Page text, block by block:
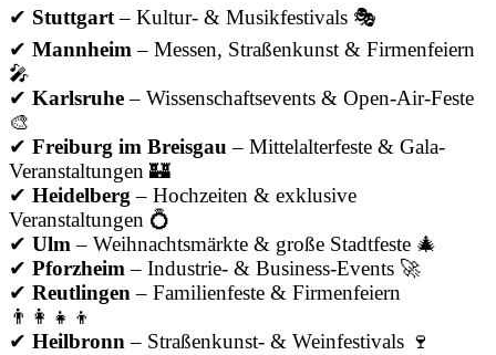
✔ Stuttgart– Kultur- & Musikfestivals 🎭
✔ Mannheim– Messen, Straßenkunst & Firmenfeiern
🎤
✔ Karlsruhe– Wissenschaftsevents & Open-Air-Feste
🎨
✔ Freiburg im Breisgau – Mittelalterfeste & Gala-
Veranstaltungen 🏰
✔ Heidelberg– Hochzeiten & exklusive
Veranstaltungen 💍
✔ Ulm– Weihnachtsmärkte & große Stadtfeste 🎄
✔ Pforzheim– Industrie- & Business-Events 🚀
✔ Reutlingen– Familienfeste & Firmenfeiern
👨‍👩‍👧‍👦
✔ Heilbronn– Straßenkunst- & Weinfestivals 🍷